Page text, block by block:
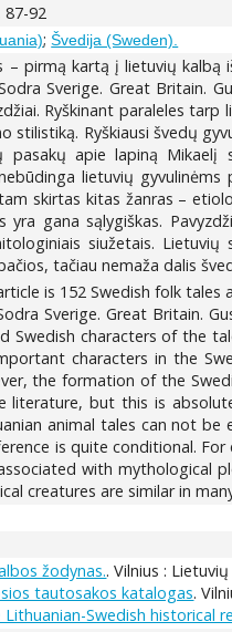
87-92
;Švedija (Sweden).
pirmą kartą į lietuvių kalbą
Sverige. Great Britain.
Ryškinant paraleles
stilistiką. Ryškiausi švedų
pasakų apie lapiną Mikaelį
lietuvių gyvulinėms
skirtas kitas žanras –
yra gana sąlygiškas.
siužetais.
tačiau nemaža dalis
is 152 Swedish folk tales
Sverige. Great Britain.
Swedish characters of the
characters in the
the formation of the
literature, but this is
animal tales can not
is quite conditional.
with mythological
creatures are similar in
žodynas.. Vilnius :
tautosakos katalogas.
Swedish historical